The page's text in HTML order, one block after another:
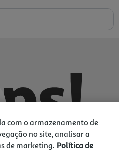
com o armazenamento de
no site, analisar a
de marketing. Política de